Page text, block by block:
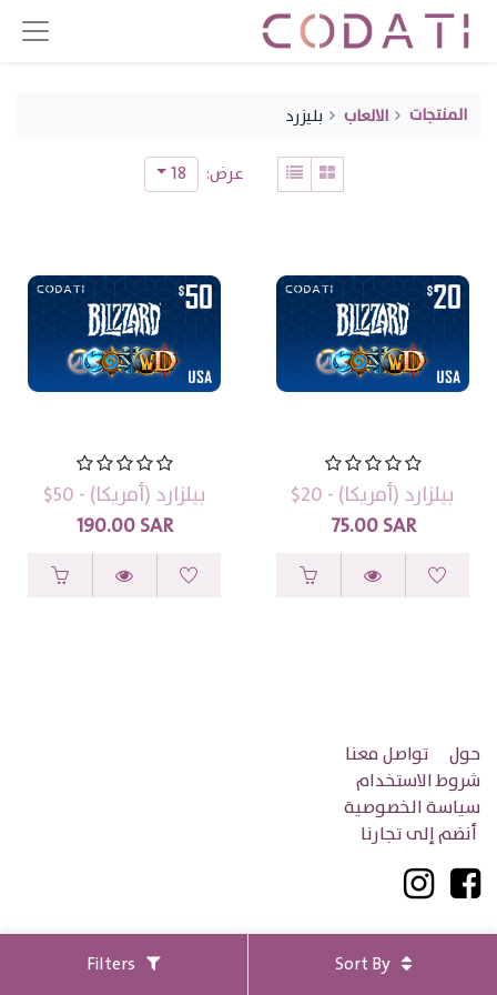
Sort By
Filters
المنتجات الالعاب بليزرد
عرض: 18
بيلزارد (أمريكا) - 20$
75.00SAR
بيلزارد (أمريكا) - 50$
190.00SAR
حول
تواصل معنا
شروط الاستخدام
سياسة الخصوصية
أنضم إلى تجارنا
الدفع الامن بواسطة